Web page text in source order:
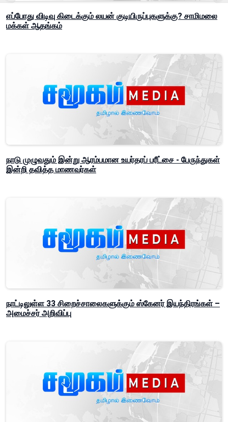
எப்போது விடிவு கிடைக்கும் லயன் குடியிருப்புகளுக்கு? சாமிமலை
மக்கள் ஆதங்கம்
நாடு முழுவதும் இன்று ஆரம்பமான உயர்தரப் பரீட்சை - பேருந்துகள்
இன்றி தவித்த மாணவர்கள்
நாட்டிலுள்ள 33 சிறைச்சாலைகளுக்கும் ஸ்கேனர் இயந்திரங்கள் –
அமைச்சர் அறிவிப்பு